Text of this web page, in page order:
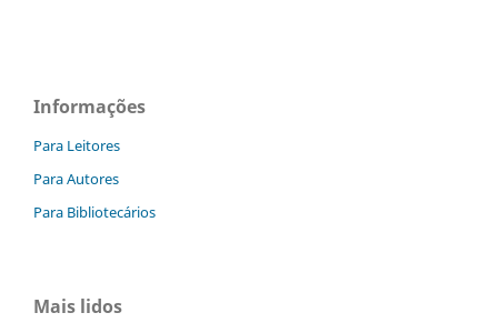
Informações
Para Leitores
Para Autores
Para Bibliotecários
Mais lidos